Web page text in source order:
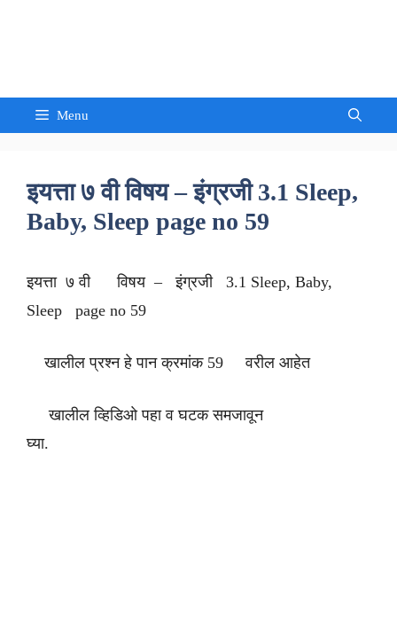
Menu
इयत्ता ७ वी विषय – इंग्रजी 3.1 Sleep,
Baby, Sleep page no 59
इयत्ता ७ वी विषय – इंग्रजी 3.1 Sleep, Baby,
Sleep page no 59
खालील प्रश्न हे पान क्रमांक 59 वरील आहेत
खालील व्हिडिओ पहा व घटक समजावून
घ्या.